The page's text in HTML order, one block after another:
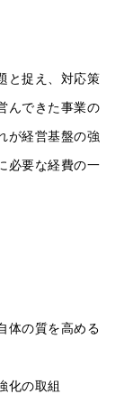
と捉え、対応策
んできた事業の
が経営基盤の強
必要な経費の一
体の質を高める
化の取組